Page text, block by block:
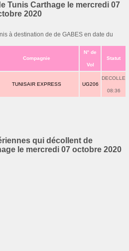
Tunis Carthage le mercredi 07
2020
à destination de de GABES en date du
Compagnie
N° de
Vol
Statut
TUNISAIR EXPRESS UG206
DECOLLE
08:36
qui décollent de
le mercredi 07 octobre 2020